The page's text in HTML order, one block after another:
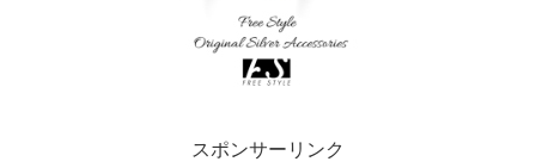
スポンサーリンク